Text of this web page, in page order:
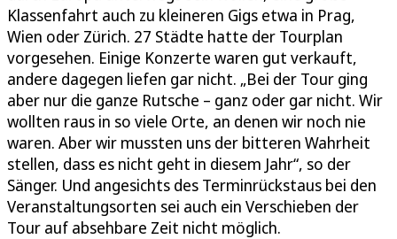
Klassenfahrt auch zu kleineren Gigs etwa in Prag,
Wien oder Zürich. 27 Städte hatte der Tourplan
vorgesehen. Einige Konzerte waren gut verkauft,
andere dagegen liefen gar nicht. „Bei der Tour ging
aber nur die ganze Rutsche – ganz oder gar nicht. Wir
wollten raus in so viele Orte, an denen wir noch nie
waren. Aber wir mussten uns der bitteren Wahrheit
stellen, dass es nicht geht in diesem Jahr“, so der
Sänger. Und angesichts des Terminrückstaus bei den
Veranstaltungsorten sei auch ein Verschieben der
Tour auf absehbare Zeit nicht möglich.